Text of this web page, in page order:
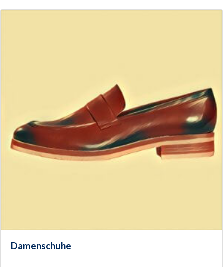
Damenschuhe